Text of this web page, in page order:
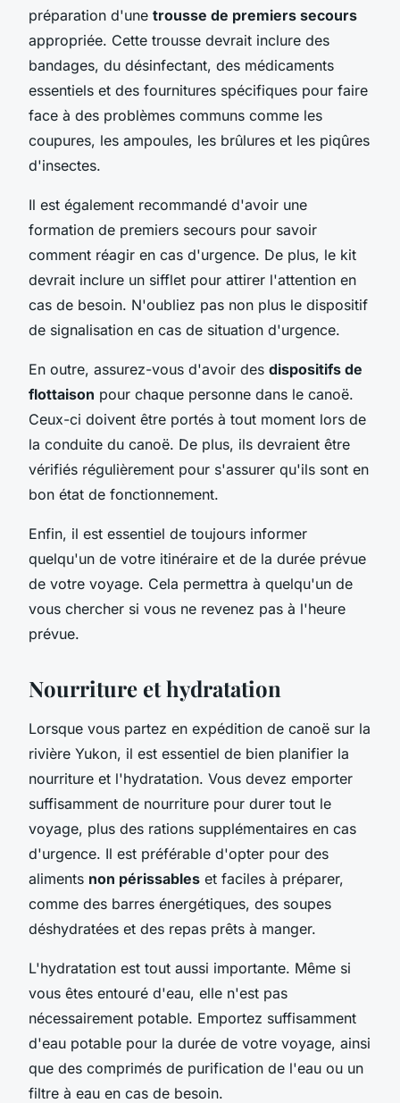
préparation d'une trousse de premiers secours
appropriée. Cette trousse devrait inclure des
bandages, du désinfectant, des médicaments
essentiels et des fournitures spécifiques pour faire
face à des problèmes communs comme les
coupures, les ampoules, les brûlures et les piqûres
d'insectes.
Il est également recommandé d'avoir une
formation de premiers secours pour savoir
comment réagir en cas d'urgence. De plus, le kit
devrait inclure un sifflet pour attirer l'attention en
cas de besoin. N'oubliez pas non plus le dispositif
de signalisation en cas de situation d'urgence.
En outre, assurez-vous d'avoir des dispositifs de
flottaison pour chaque personne dans le canoë.
Ceux-ci doivent être portés à tout moment lors de
la conduite du canoë. De plus, ils devraient être
vérifiés régulièrement pour s'assurer qu'ils sont en
bon état de fonctionnement.
Enfin, il est essentiel de toujours informer
quelqu'un de votre itinéraire et de la durée prévue
de votre voyage. Cela permettra à quelqu'un de
vous chercher si vous ne revenez pas à l'heure
prévue.
Nourriture et hydratation
Lorsque vous partez en expédition de canoë sur la
rivière Yukon, il est essentiel de bien planifier la
nourriture et l'hydratation. Vous devez emporter
suffisamment de nourriture pour durer tout le
voyage, plus des rations supplémentaires en cas
d'urgence. Il est préférable d'opter pour des
aliments non périssables et faciles à préparer,
comme des barres énergétiques, des soupes
déshydratées et des repas prêts à manger.
L'hydratation est tout aussi importante. Même si
vous êtes entouré d'eau, elle n'est pas
nécessairement potable. Emportez suffisamment
d'eau potable pour la durée de votre voyage, ainsi
que des comprimés de purification de l'eau ou un
filtre à eau en cas de besoin.